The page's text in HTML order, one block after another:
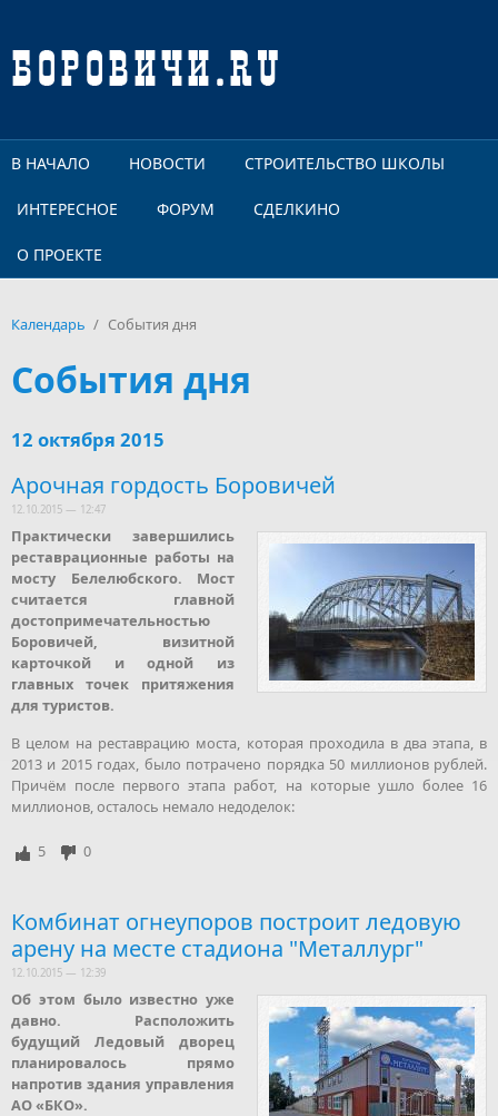
В НАЧАЛО НОВОСТИ СТРОИТЕЛЬСТВО ШКОЛЫ
ИНТЕРЕСНОЕ ФОРУМ СДЕЛКИНО
О ПРОЕКТЕ
Календарь / События дня
События дня
12 октября 2015
Арочная гордость Боровичей
12.10.2015 — 12:47
Практически завершились
реставрационные работы на
мосту Белелюбского. Мост
считается главной
достопримечательностью
Боровичей, визитной
карточкой и одной из
главных точек притяжения
для туристов.
В целом на реставрацию моста, которая проходила в два этапа, в
2013 и 2015 годах, было потрачено порядка 50 миллионов рублей.
Причём после первого этапа работ, на которые ушло более 16
миллионов, осталось немало недоделок:
5 0
Комбинат огнеупоров построит ледовую
арену на месте стадиона "Металлург"
12.10.2015 — 12:39
Об этом было известно уже
давно. Расположить
будущий Ледовый дворец
планировалось прямо
напротив здания управления
АО «БКО».